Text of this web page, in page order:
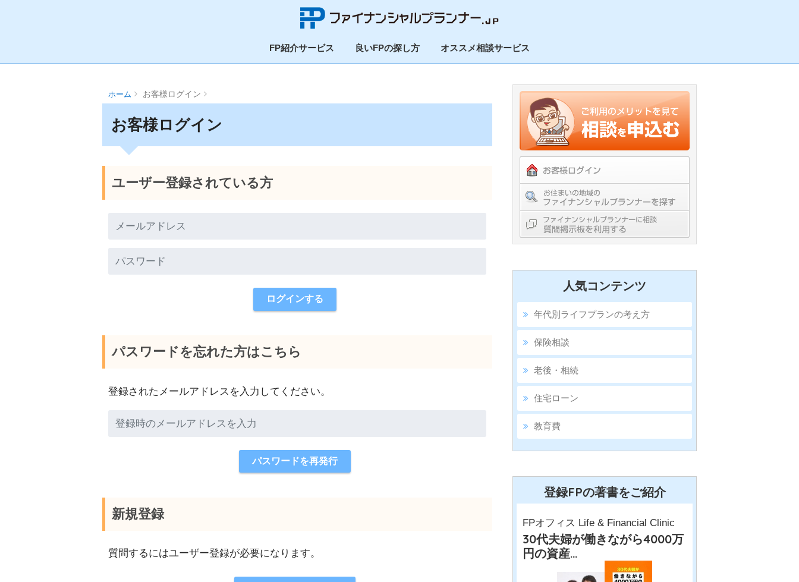
FP紹介サービス 良いFPの探し方 オススメ相談サービス
ホーム お客様ログイン
お客様ログイン
ユーザー登録されている方
パスワードを忘れた方はこちら
登録されたメールアドレスを入力してください。
新規登録
質問するにはユーザー登録が必要になります。
人気コンテンツ
年代別ライフプランの考え方
保険相談
老後・相続
住宅ローン
教育費
登録FPの著書をご紹介
FPオフィス Life & Financial Clinic
30代夫婦が働きながら4000万
円の資産…